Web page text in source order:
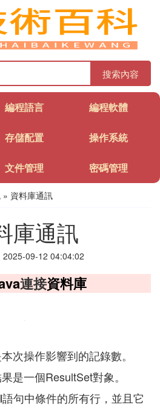
搜索內容
編程語言 編程軟體
存儲配置 操作系統
文件管理 密碼管理
» 資料庫通訊
庫通訊
2025-09-12 04:04:02
連接資料庫
次操作影響到的記錄數。
是一個ResultSet對象。
語句中條件的所有行，並且它